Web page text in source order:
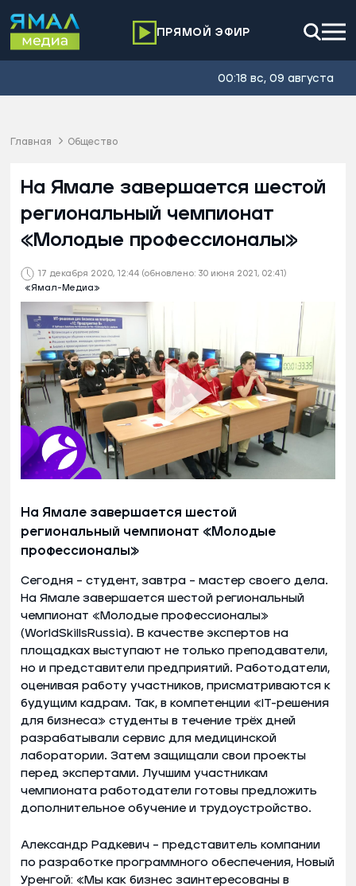
ПРЯМОЙ ЭФИР
00:18 вс, 09 августа
Главная Общество
17 декабря 2020, 12:44 (обновлено: 30 июня 2021, 02:41)
«Ямал-Медиа»
На Ямале завершается шестой
региональный чемпионат
«Молодые профессионалы»
На Ямале завершается шестой
региональный чемпионат «Молодые
профессионалы»
Сегодня – студент, завтра – мастер своего дела.
На Ямале завершается шестой региональный
чемпионат «Молодые профессионалы»
(WorldSkillsRussia). В качестве экспертов на
площадках выступают не только преподаватели,
но и представители предприятий. Работодатели,
оценивая работу участников, присматриваются к
будущим кадрам. Так, в компетенции «IT-решения
для бизнеса» студенты в течение трёх дней
разрабатывали сервис для медицинской
лаборатории. Затем защищали свои проекты
перед экспертами. Лучшим участникам
чемпионата работодатели готовы предложить
дополнительное обучение и трудоустройство.
Александр Радкевич – представитель компании
по разработке программного обеспечения, Новый
Уренгой: «Мы как бизнес заинтересованы в